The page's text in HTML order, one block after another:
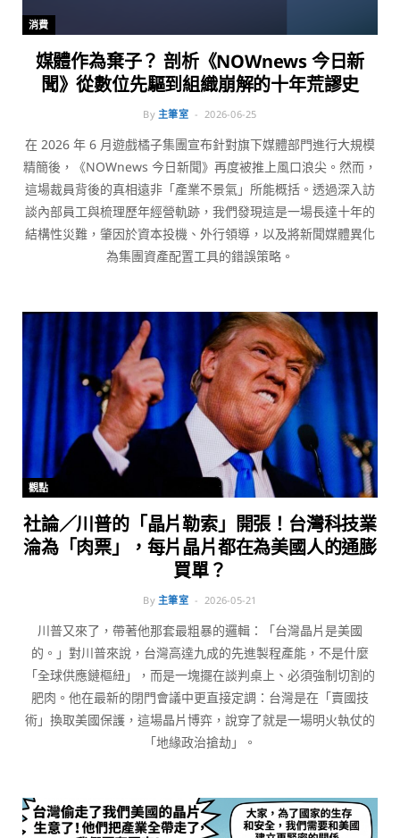
消費
媒體作為棄子？ 剖析《NOWnews 今日新
聞》從數位先驅到組織崩解的十年荒謬史
By 主筆室 2026-06-25
在 2026 年 6 月遊戲橘子集團宣布針對旗下媒體部門進行大規模
精簡後，《NOWnews 今日新聞》再度被推上風口浪尖。然而，
這場裁員背後的真相遠非「產業不景氣」所能概括。透過深入訪
談內部員工與梳理歷年經營軌跡，我們發現這是一場長達十年的
結構性災難，肇因於資本投機、外行領導，以及將新聞媒體異化
為集團資產配置工具的錯誤策略。
觀點
社論／川普的「晶片勒索」開張！台灣科技業
淪為「肉票」，每片晶片都在為美國人的通膨
買單？
By 主筆室 2026-05-21
川普又來了，帶著他那套最粗暴的邏輯：「台灣晶片是美國
的。」對川普來說，台灣高達九成的先進製程產能，不是什麼
「全球供應鏈樞紐」，而是一塊擺在談判桌上、必須強制切割的
肥肉。他在最新的閉門會議中更直接定調：台灣是在「賣國技
術」換取美國保護，這場晶片博弈，說穿了就是一場明火執仗的
「地緣政治搶劫」。